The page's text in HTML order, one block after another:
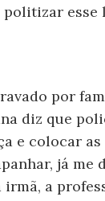
politizar esse
por
diz que
e colocar as
já me
irmã, a